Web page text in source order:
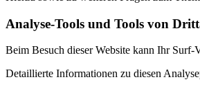
Analyse-Tools und Tools von
Beim Besuch dieser Website kann Ihr Surf-
Detaillierte Informationen zu diesen